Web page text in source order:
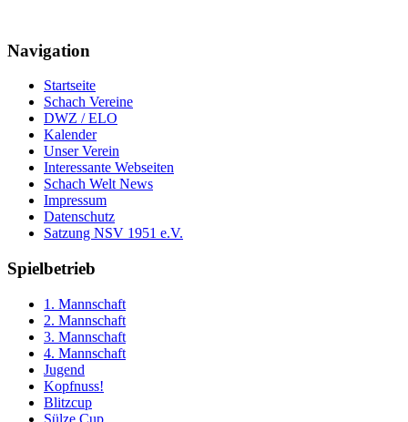
Navigation
Startseite
Schach Vereine
DWZ / ELO
Kalender
Unser Verein
Interessante Webseiten
Schach Welt News
Impressum
Datenschutz
Satzung NSV 1951 e.V.
Spielbetrieb
1. Mannschaft
2. Mannschaft
3. Mannschaft
4. Mannschaft
Jugend
Kopfnuss!
Blitzcup
Sülze Cup